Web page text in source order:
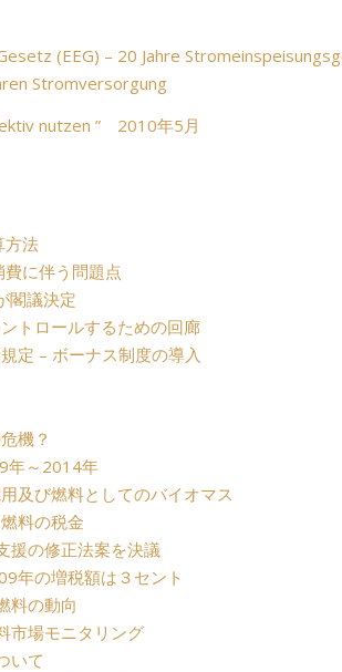
(EEG) – 20 Jahre
Stromversorgung
nutzen ” 2010年5月
方法
に伴う問題点
閣議決定
トロールするための回廊
定 – ボーナス制度の導入
機？
年～2014年
及び燃料としてのバイオマス
料の税金
援の修正法案を決議
年の増税額は３セント
料の動向
市場モニタリング
いて